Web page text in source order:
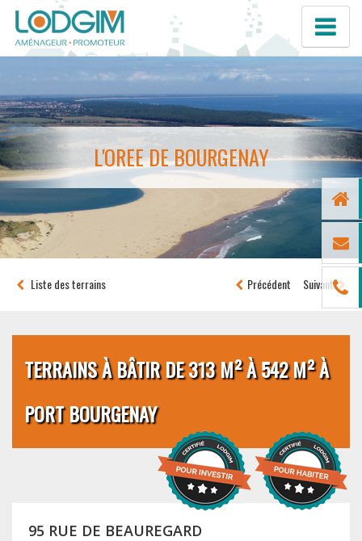
L'OREE DE BOURGENAY
Suivant
Précédent
Liste des terrains
TERRAINS À BÂTIR DE 313 M² À 542 M² À
PORT BOURGENAY
95 RUE DE BEAUREGARD